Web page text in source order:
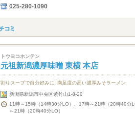
025-280-1090
トウヨコホンテン
元祖新潟濃厚味噌 東横 本店
割りスープで自分好みに! 満足度の高い濃厚みそラーメン
新潟県新潟市中央区紫竹山1-8-20
11時～15時（14時30分LO）、17時～21時（20時40分
～21時（20時40分LO）